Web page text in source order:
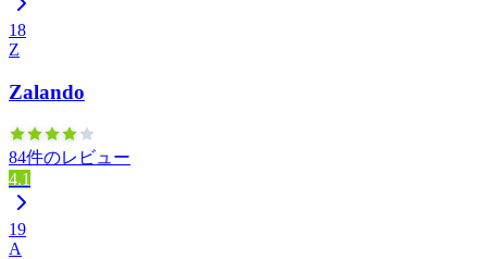
18
Z
Zalando
84件のレビュー
4.1
19
A